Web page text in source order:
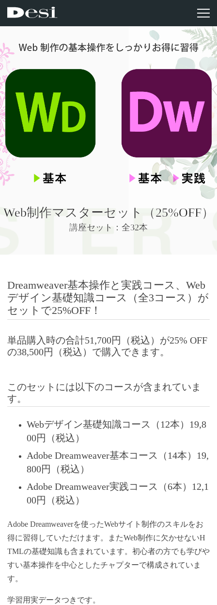
Web制作マスターセット（25%OFF）
講座セット：全32本
Dreamweaver基本操作と実践コース、Web
デザイン基礎知識コース（全3コース）が
セットで25%OFF！
単品購入時の合計51,700円（税込）が25% OFF
の38,500円（税込）で購入できます。
このセットには以下のコースが含まれていま
す。
Webデザイン基礎知識コース（12本）19,8
00円（税込）
Adobe Dreamweaver基本コース（14本）19,
800円（税込）
Adobe Dreamweaver実践コース（6本）12,1
00円（税込）
Adobe Dreamweaverを使ったWebサイト制作のスキルをお
得に習得していただけます。またWeb制作に欠かせないH
TMLの基礎知識も含まれています。初心者の方でも学びや
すい基本操作を中心としたチャプターで構成されていま
す。
学習用実データつきです。